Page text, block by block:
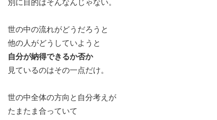
別に目的はそんなんじゃない。
世の中の流れがどうだろうと
他の人がどうしていようと
自分が納得できるか否か
見ているのはその一点だけ。
世の中全体の方向と自分考えが
たまたま合っていて